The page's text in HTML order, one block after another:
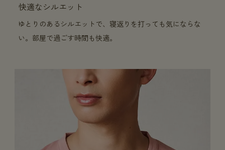
快適なシルエット
ゆとりのあるシルエットで、寝返りを打っても気にならな
い。部屋で過ごす時間も快適。